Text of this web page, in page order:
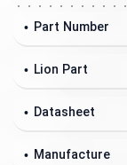
Part Number
Lion Part
Datasheet
Manufacture